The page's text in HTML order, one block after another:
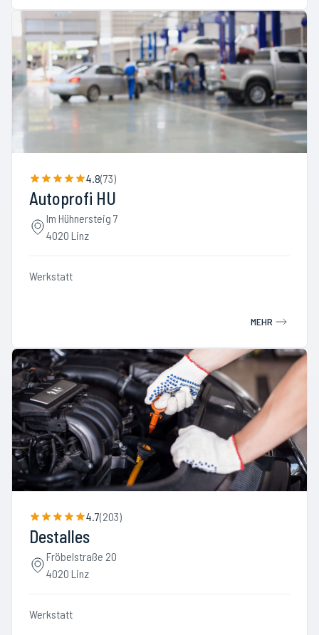
4.8(73)
Autoprofi HU
Im Hühnersteig 7
4020 Linz
Werkstatt
MEHR
4.7(203)
Destalles
Fröbelstraße 20
4020 Linz
Werkstatt